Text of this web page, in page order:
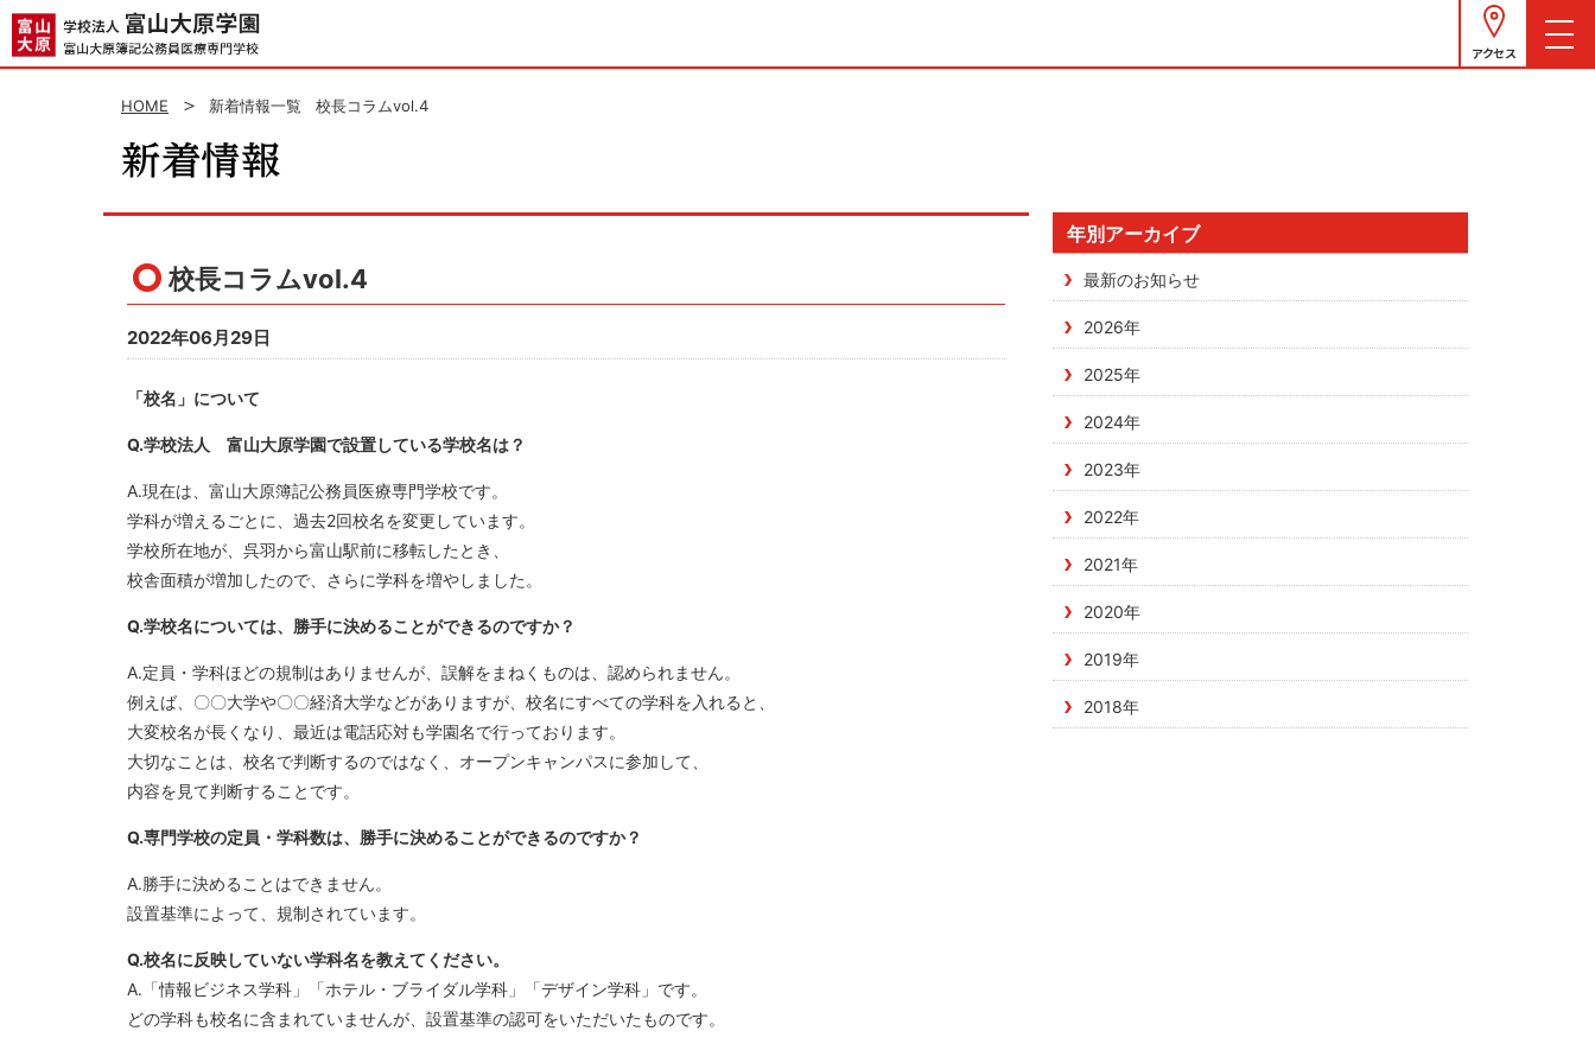
アクセス
HOME 新着情報一覧 校長コラムvol.4
校長コラムvol.4
2022年06月29日
「校名」について
Q.学校法人 富山大原学園で設置している学校名は？
A.現在は、富山大原簿記公務員医療専門学校です。
学科が増えるごとに、過去2回校名を変更しています。
学校所在地が、呉羽から富山駅前に移転したとき、
校舎面積が増加したので、さらに学科を増やしました。
Q.学校名については、勝手に決めることができるのですか？
A.定員・学科ほどの規制はありませんが、誤解をまねくものは、認められません。
例えば、〇〇大学や〇〇経済大学などがありますが、校名にすべての学科を入れると、
大変校名が長くなり、最近は電話応対も学園名で行っております。
大切なことは、校名で判断するのではなく、オープンキャンパスに参加して、
内容を見て判断することです。
Q.専門学校の定員・学科数は、勝手に決めることができるのですか？
A.勝手に決めることはできません。
設置基準によって、規制されています。
Q.校名に反映していない学科名を教えてください。
A.「情報ビジネス学科」「ホテル・ブライダル学科」「デザイン学科」です。
どの学科も校名に含まれていませんが、設置基準の認可をいただいたものです。
年別アーカイブ
最新のお知らせ
2026年
2025年
2024年
2023年
2022年
2021年
2020年
2019年
2018年